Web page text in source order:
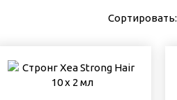
Сортировать: